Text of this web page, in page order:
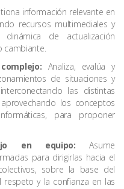
información relevante en
recursos multimediales y
de actualización
Analiza, evalúa y
de situaciones y
las distintas
los conceptos
para proponer
en equipo: Asume
para dirigirlas hacia el
sobre la base del
y la confianza en las